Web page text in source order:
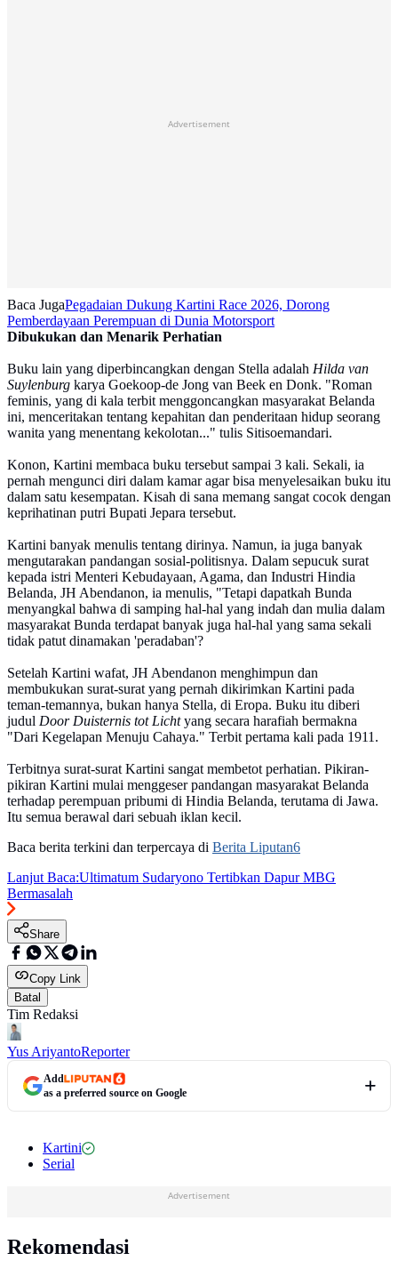
Advertisement
Baca JugaPegadaian Dukung Kartini Race 2026, Dorong
Pemberdayaan Perempuan di Dunia Motorsport
Dibukukan dan Menarik Perhatian
Buku lain yang diperbincangkan dengan Stella adalah Hilda van
Suylenburg karya Goekoop-de Jong van Beek en Donk. "Roman
feminis, yang di kala terbit menggoncangkan masyarakat Belanda
ini, menceritakan tentang kepahitan dan penderitaan hidup seorang
wanita yang menentang kekolotan..." tulis Sitisoemandari.
Konon, Kartini membaca buku tersebut sampai 3 kali. Sekali, ia
pernah mengunci diri dalam kamar agar bisa menyelesaikan buku itu
dalam satu kesempatan. Kisah di sana memang sangat cocok dengan
keprihatinan putri Bupati Jepara tersebut.
Kartini banyak menulis tentang dirinya. Namun, ia juga banyak
mengutarakan pandangan sosial-politisnya. Dalam sepucuk surat
kepada istri Menteri Kebudayaan, Agama, dan Industri Hindia
Belanda, JH Abendanon, ia menulis, "Tetapi dapatkah Bunda
menyangkal bahwa di samping hal-hal yang indah dan mulia dalam
masyarakat Bunda terdapat banyak juga hal-hal yang sama sekali
tidak patut dinamakan 'peradaban'?
Setelah Kartini wafat, JH Abendanon menghimpun dan
membukukan surat-surat yang pernah dikirimkan Kartini pada
teman-temannya, bukan hanya Stella, di Eropa. Buku itu diberi
judul Door Duisternis tot Lichtyang secara harafiah bermakna
"Dari Kegelapan Menuju Cahaya." Terbit pertama kali pada 1911.
Terbitnya surat-surat Kartini sangat membetot perhatian. Pikiran-
pikiran Kartini mulai menggeser pandangan masyarakat Belanda
terhadap perempuan pribumi di Hindia Belanda, terutama di Jawa.
Itu semua berawal dari sebuah iklan kecil.
Baca berita terkini dan terpercaya di Berita Liputan6
Lanjut Baca:Ultimatum Sudaryono Tertibkan Dapur MBG
Bermasalah
Share
Copy Link
Batal
Tim Redaksi
Yus AriyantoReporter
Add
as a preferred source on Google
Kartini
Serial
Advertisement
Rekomendasi